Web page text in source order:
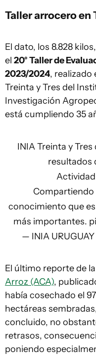
Taller arrocero en
El dato, los 8.828
el 20° Taller de
2023/2024, realizado
Treinta y Tres del
Investigación
está cumpliendo 35
INIA Treinta y
resultados
Compartiendo
conocimiento que
más importantes.
— INIA URUGUAY
El último reporte de la
Arroz (ACA),
había cosechado el
hectáreas
concluido, no
retrasos,
poniendo